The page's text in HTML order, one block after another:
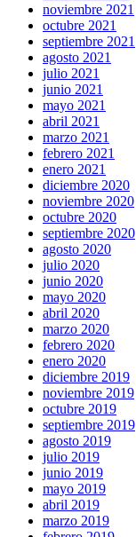
noviembre 2021
octubre 2021
septiembre 2021
agosto 2021
julio 2021
junio 2021
mayo 2021
abril 2021
marzo 2021
febrero 2021
enero 2021
diciembre 2020
noviembre 2020
octubre 2020
septiembre 2020
agosto 2020
julio 2020
junio 2020
mayo 2020
abril 2020
marzo 2020
febrero 2020
enero 2020
diciembre 2019
noviembre 2019
octubre 2019
septiembre 2019
agosto 2019
julio 2019
junio 2019
mayo 2019
abril 2019
marzo 2019